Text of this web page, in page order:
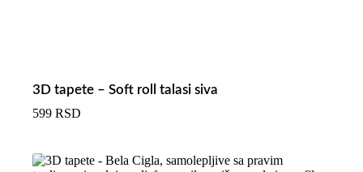
3D tapete – Soft roll talasi siva
599 RSD